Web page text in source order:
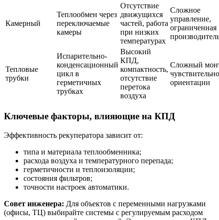
Камерный
Теплообмен через
переключаемые
камеры
Отсутствие
движущихся
частей, работа
при низких
температурах
Сложное
управление,
ограниченная
Тепловые
трубки
Испарительно-
конденсационный
цикл в
герметичных
трубках
Высокий
КПД,
компактность,
отсутствие
перетока
воздуха
Сложный
ориентации
Ключевые факторы, влияющие на КПД
Эффективность рекуператора зависит от:
типа и материала теплообменника;
расхода воздуха и температурного перепада;
герметичности и теплоизоляции;
состояния фильтров;
точности настроек автоматики.
Совет инженера: Для объектов с переменными нагрузками
(офисы, ТЦ) выбирайте системы с регулируемым расходом